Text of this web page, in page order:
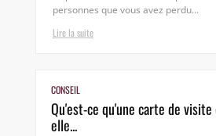
personnes que vous avez perdu...
Lire la suite
CONSEIL
Qu'est-ce qu'une carte de
elle...